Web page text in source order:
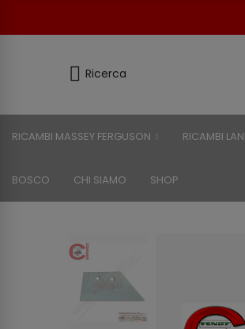
Ricerca
RICAMBI MASSEY FERGUSON RICAMBI
BOSCO CHI SIAMO SHOP